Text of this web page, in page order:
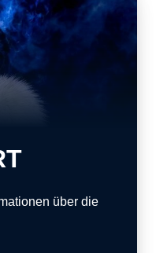
über die